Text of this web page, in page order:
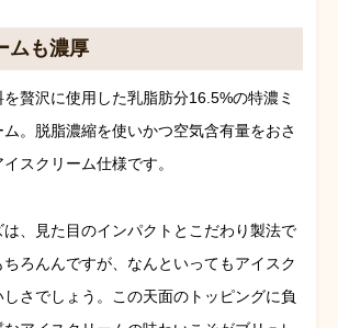
ムも濃厚
贅沢に使用した乳脂肪分16.5%の特濃ミ
。脱脂濃縮を使いかつ空気含有量をおさ
スクリーム仕様です。
、見た目のインパクトとこだわり製法で
ろんんですが、なんといってもアイスク
しさでしょう。この天面のトッピングに負